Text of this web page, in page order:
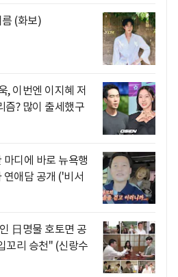
(화보)
, 이번엔 이지혜 저
즘? 많이 출세했구
디에 바로 뉴욕행
애담 공개 ('비서
日명물 호토면 공
꼬리 승천" (신랑수